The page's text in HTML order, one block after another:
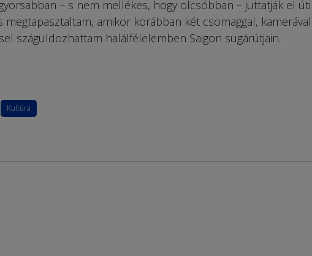
– s nem mellékes, hogy olcsóbban – juttatják el úti
megtapasztaltam, amikor korábban két csomaggal,
száguldozhattam halálfélelemben Saigon sugárútjain.
Kultúra